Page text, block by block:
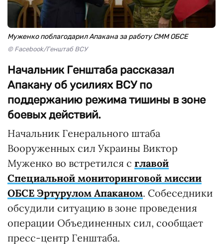
Муженко поблагодарил Апакана за работу СММ ОБСЕ
© Facebook/Генштаб ВСУ
Начальник Генштаба рассказал
Апакану об усилиях ВСУ по
поддержанию режима тишины в зоне
боевых действий.
Начальник Генерального штаба
Вооруженных сил Украины Виктор
Муженко во встретился с главой
Специальной мониторинговой миссии
ОБСЕ Эртурулом Апаканом. Собеседники
обсудили ситуацию в зоне проведения
операции Объединенных сил, сообщает
пресс-центр Генштаба.